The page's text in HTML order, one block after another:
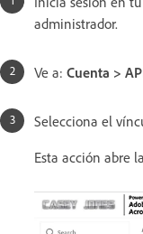
administrador.
Ve a: Cuenta >
Selecciona el
Esta acción abre